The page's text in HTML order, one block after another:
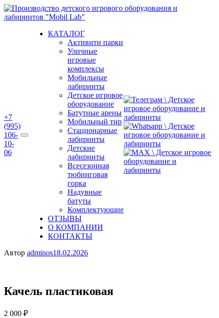
Перейти
к
+7
(995)
106-
10-
06
КАТАЛОГ
Активити парки
Уличные
игровые
комплексы
Мобильные
лабиринты
Детское игровое
оборудование
Батутные арены
Мобильный тир
Стационарные
лабиринты
Детские
лабиринты
Всесезонная
тюбинговая
горка
Надувные
батуты
Комплектующие
ОТЗЫВЫ
О КОМПАНИИ
КОНТАКТЫ
Автор adminos18.02.2026
Качель пластиковая
2 000 ₽